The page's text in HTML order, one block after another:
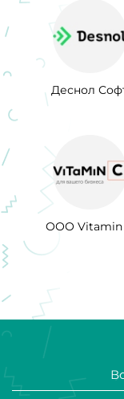
Деснол
ООО Vitamin